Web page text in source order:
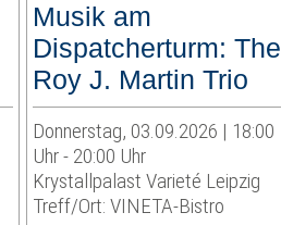
Musik am
Dispatcherturm: The
Roy J. Martin Trio
Donnerstag, 03.09.2026 | 18:00
Uhr - 20:00 Uhr
Krystallpalast Varieté Leipzig
Treff/Ort: VINETA-Bistro